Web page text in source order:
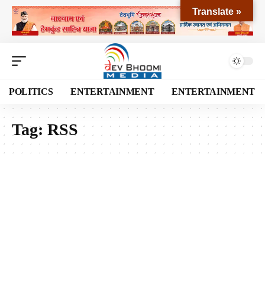
POLITICS ENTERTAINMENT ENTERTAINMENT
Tag: RSS
Translate »